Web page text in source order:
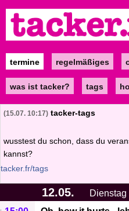
zum
Inhalt
Maintermine regelmäßiges
was ist tacker? tags
15.07. 10:17 tacker-tags
wusstest du schon, dass du
kannst?
tacker.fr/tags
12.05.
Dienstag